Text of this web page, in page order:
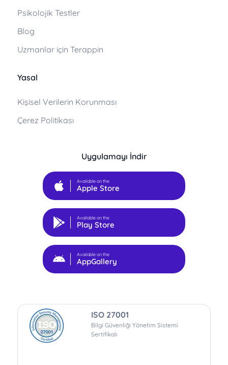
Psikolojik Testler
Blog
Uzmanlar için Terappin
Yasal
Kişisel Verilerin Korunması
Çerez Politikası
Uygulamayı İndir
Available on the
Apple Store
Available on the
Play Store
Available on the
AppGallery
ISO 27001
Bilgi Güvenliği Yönetim Sistemi
Sertifikalı